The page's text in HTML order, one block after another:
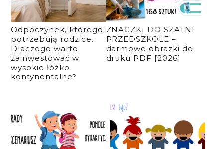
Odpoczynek, którego
potrzebują rodzice.
Dlaczego warto
zainwestować w
wysokie łóżko
kontynentalne?
ZNACZKI DO SZATNI
PRZEDSZKOLE –
darmowe obrazki do
druku PDF [2026]